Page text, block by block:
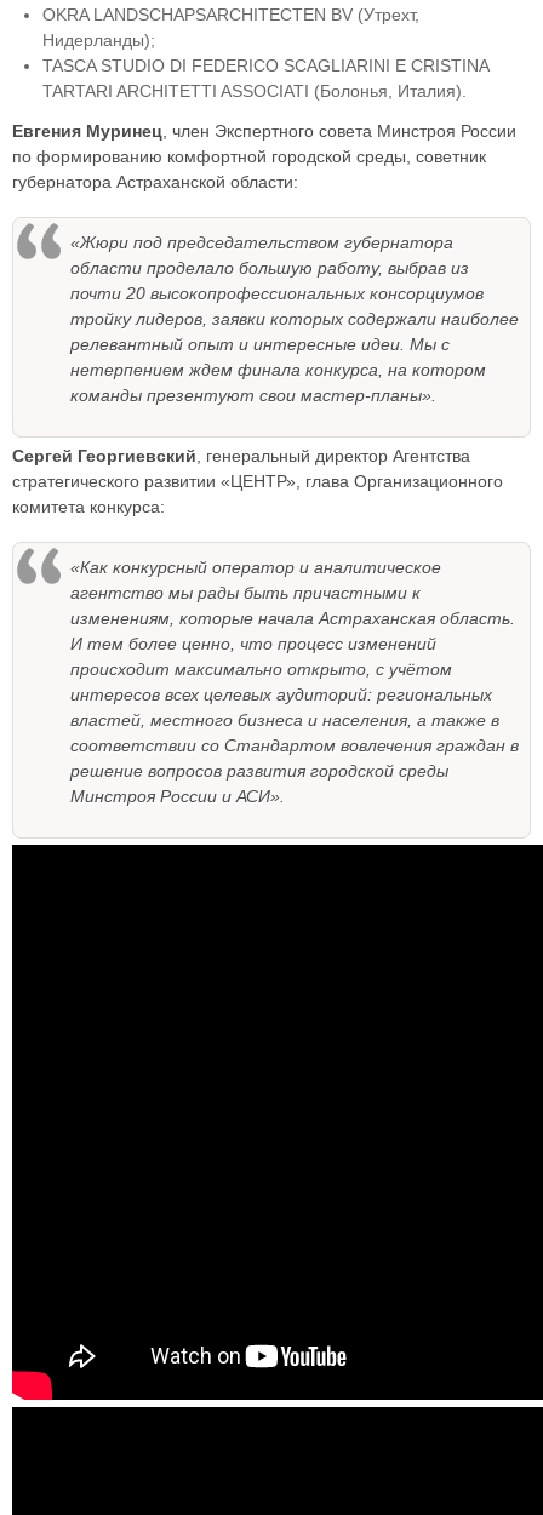
OKRA LANDSCHAPSARCHITECTEN BV (Утрехт,
Нидерланды);
TASCA STUDIO DI FEDERICO SCAGLIARINI E CRISTINA
TARTARI ARCHITETTI ASSOCIATI (Болонья, Италия).
Евгения Муринец , член Экспертного совета Минстроя России
по формированию комфортной городской среды, советник
губернатора Астраханской области:
«Жюри под председательством губернатора
области проделало большую работу, выбрав из
почти 20 высокопрофессиональных консорциумов
тройку лидеров, заявки которых содержали наиболее
релевантный опыт и интересные идеи. Мы с
нетерпением ждем финала конкурса, на котором
команды презентуют свои мастер-планы».
Сергей Георгиевский , генеральный директор Агентства
стратегического развитии «ЦЕНТР», глава Организационного
комитета конкурса:
«Как конкурсный оператор и аналитическое
агентство мы рады быть причастными к
изменениям, которые начала Астраханская область.
И тем более ценно, что процесс изменений
происходит максимально открыто, с учётом
интересов всех целевых аудиторий: региональных
властей, местного бизнеса и населения, а также в
соответствии со Стандартом вовлечения граждан в
решение вопросов развития городской среды
Минстроя России и АСИ».